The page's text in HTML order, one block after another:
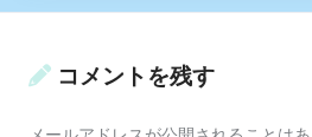
コメントを残す